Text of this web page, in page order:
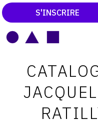
S'INSCRIRE
navigation
LES
LES